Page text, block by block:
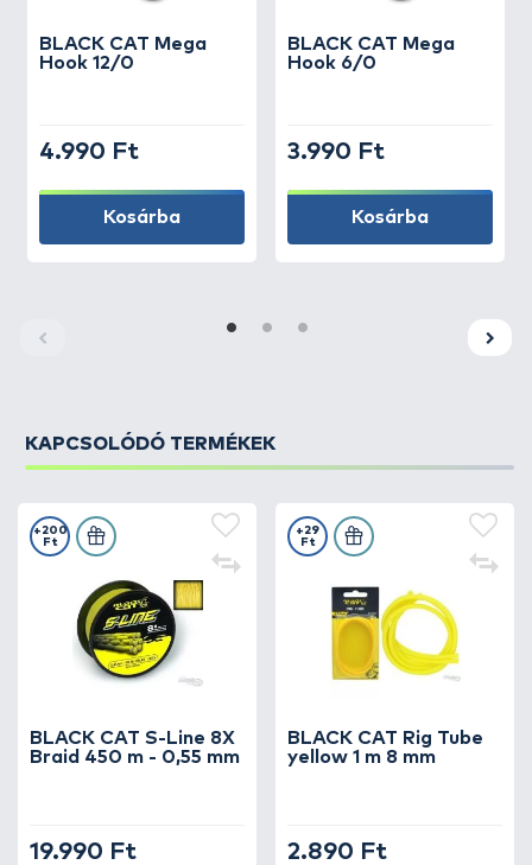
BLACK CAT Mega
Hook 12/0
4.990 Ft
Kosárba
BLACK CAT Mega
Hook 6/0
3.990 Ft
Kosárba
KAPCSOLÓDÓ TERMÉKEK
BLACK CAT S-Line 8X
Braid 450 m - 0,55 mm
+200
Ft
19.990 Ft
BLACK CAT Rig Tube
yellow 1 m 8 mm
+29
Ft
2.890 Ft